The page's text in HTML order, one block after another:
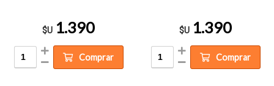
$U 1.390
Comprar
$U 1.390
Comprar